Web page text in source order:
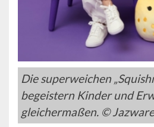
Die superweichen
begeistern Kinder und
gleichermaßen. ©